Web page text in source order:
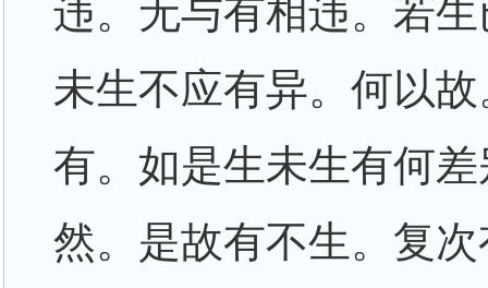
违。无与有相违。若
未生不应有异。何以
有。如是生未生有何
然。是故有不生。复